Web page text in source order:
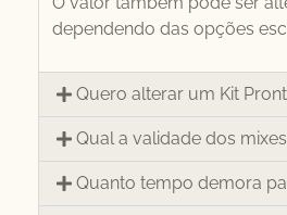
dependendo das opções
Quero alterar um Kit
Qual a validade dos
Quanto tempo demora